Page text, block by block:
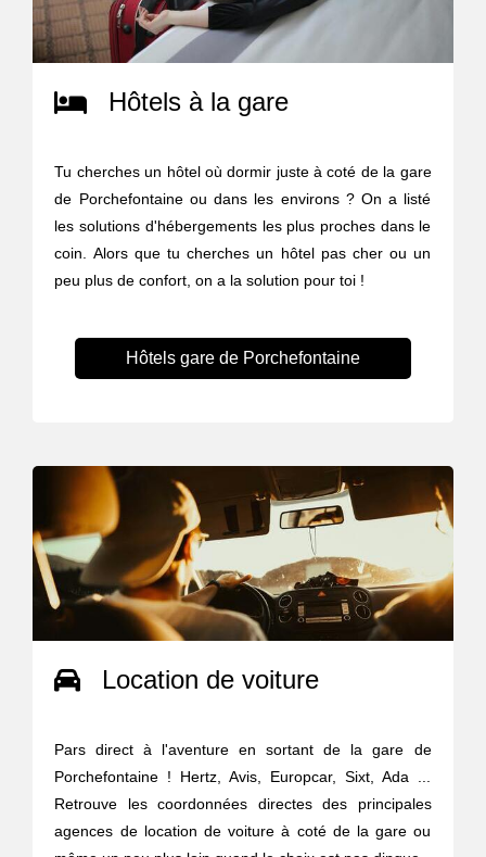
Hôtels à la gare
Tu cherches un hôtel où dormir juste à coté de la gare
de Porchefontaine ou dans les environs ? On a listé
les solutions d'hébergements les plus proches dans le
coin. Alors que tu cherches un hôtel pas cher ou un
peu plus de confort, on a la solution pour toi !
Hôtels gare de Porchefontaine
Location de voiture
Pars direct à l'aventure en sortant de la gare de
Porchefontaine ! Hertz, Avis, Europcar, Sixt, Ada ...
Retrouve les coordonnées directes des principales
agences de location de voiture à coté de la gare ou